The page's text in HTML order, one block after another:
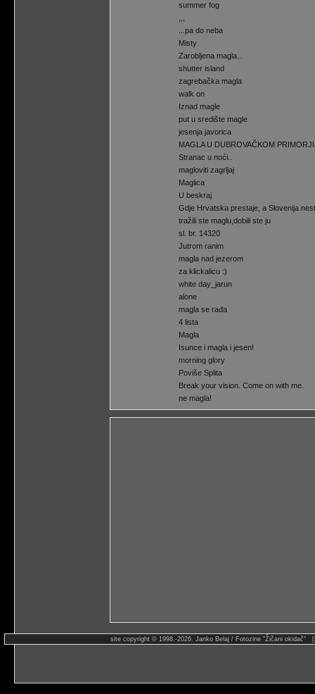
summer fog
...pa do neba
Misty
Zarobljena magla...
shutter island
zagrebačka magla
walk on
Iznad magle
put u središte magle
jesenja javorica
MAGLA U DUBROVAČKOM
Stranac u noći..
magloviti zagrljaj
Maglica
U beskraj
Gdje Hrvatska prestaje, a Slovenija
tražili ste maglu,dobili ste ju
sl. br. 14320
Jutrom ranim
magla nad jezerom
za klickalicu :)
white day_jarun
alone
magla se rađa
4 lista
Magla
Isunce i magla i jesen!
morning glory
Poviše Splita
Break your vision. Come on with me.
ne magla!
site copyright © 1998.-2026. Janko Belaj / Fotozine "Žičani okidač"